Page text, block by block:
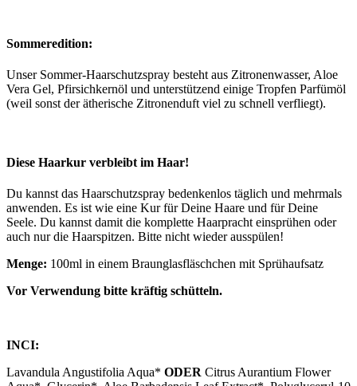
Sommeredition:
Unser Sommer-Haarschutzspray besteht aus Zitronenwasser, Aloe
Vera Gel, Pfirsichkernöl und unterstützend einige Tropfen Parfümöl
(weil sonst der ätherische Zitronenduft viel zu schnell verfliegt).
Diese Haarkur verbleibt im Haar!
Du kannst das Haarschutzspray bedenkenlos täglich und mehrmals
anwenden. Es ist wie eine Kur für Deine Haare und für Deine
Seele. Du kannst damit die komplette Haarpracht einsprühen oder
auch nur die Haarspitzen. Bitte nicht wieder ausspülen!
Menge: 100ml in einem Braunglasfläschchen mit Sprühaufsatz
Vor Verwendung bitte kräftig schütteln.
INCI:
Lavandula Angustifolia Aqua* ODER Citrus Aurantium Flower